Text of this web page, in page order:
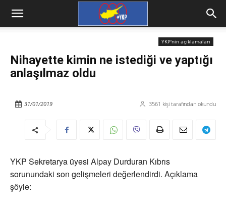
YKP'nin açıklamaları
Nihayette kimin ne istediği ve yaptığı
anlaşılmaz oldu
3561 kişi tarafından okundu
31/01/2019
YKP Sekretarya üyesi Alpay Durduran Kıbrıs
sorunundaki son gelişmeleri değerlendirdi. Açıklama
şöyle: